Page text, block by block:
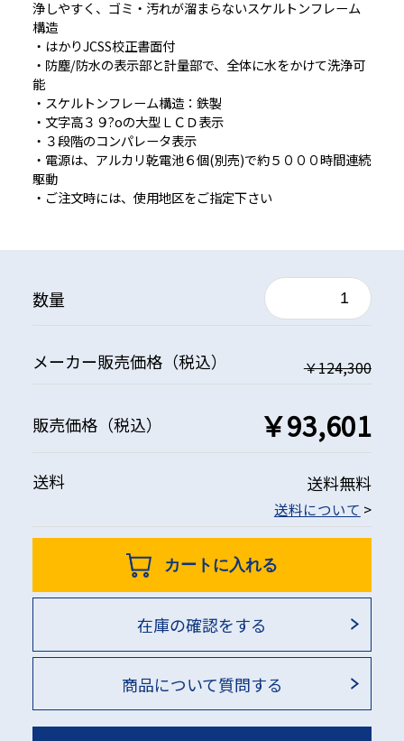
浄しやすく、ゴミ・汚れが溜まらないスケルトンフレーム
構造
・はかりJCSS校正書面付
・防塵/防水の表示部と計量部で、全体に水をかけて洗浄可
能
・スケルトンフレーム構造：鉄製
・文字高３９?oの大型ＬＣＤ表示
・３段階のコンパレータ表示
・電源は、アルカリ乾電池６個(別売)で約５０００時間連続
駆動
・ご注文時には、使用地区をご指定下さい
数量
メーカー販売価格（税込） ￥124,300
販売価格（税込） ￥93,601
送料 送料無料
送料について >
カートに入れる
在庫の確認をする
商品について質問する